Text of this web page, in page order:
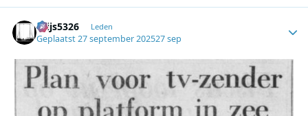
thijs5326 Leden
Geplaatst27 september 202527 sep